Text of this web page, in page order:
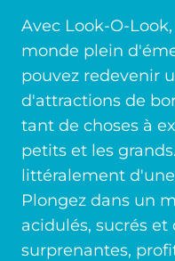
Avec Look-O-
monde plein
pouvez redevenir
d'attractions de
tant de choses à
petits et les
littéralement
Plongez dans un
acidulés, sucrés et
surprenantes,